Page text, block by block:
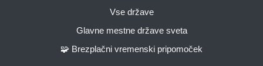
Vse države
Glavne mestne države sveta
🧩 Brezplačni vremenski pripomoček